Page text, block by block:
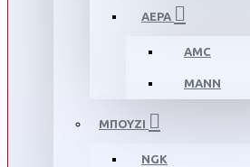
ΑΕΡΑ
AMC
MANN
ΜΠΟΥΖΙ
NGK